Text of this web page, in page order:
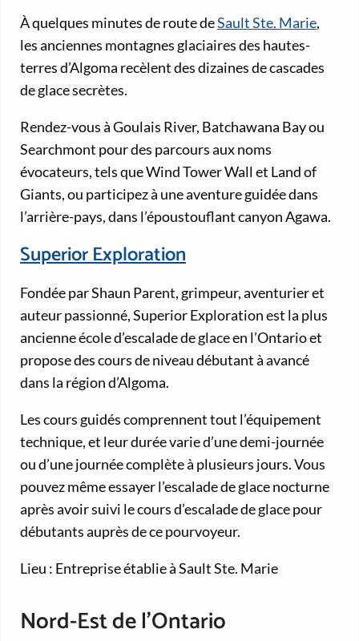
À quelques minutes de route deSault Ste. Marie,
les anciennes montagnes glaciaires des hautes-
terres d’Algoma recèlent des dizaines de cascades
de glace secrètes.
Rendez-vous à Goulais River, Batchawana Bay ou
Searchmont pour des parcours aux noms
évocateurs, tels que Wind Tower Wall et Land of
Giants, ou participez à une aventure guidée dans
l’arrière-pays, dans l’époustouflant canyon Agawa.
Superior Exploration
Fondée par Shaun Parent, grimpeur, aventurier et
auteur passionné, Superior Exploration est la plus
ancienne école d’escalade de glace en l’Ontario et
propose des cours de niveau débutant à avancé
dans la région d’Algoma.
Les cours guidés comprennent tout l’équipement
technique, et leur durée varie d’une demi-journée
ou d’une journée complète à plusieurs jours. Vous
pouvez même essayer l’escalade de glace nocturne
après avoir suivi le cours d’escalade de glace pour
débutants auprès de ce pourvoyeur.
Lieu : Entreprise établie à Sault Ste. Marie
Nord-Est de l’Ontario